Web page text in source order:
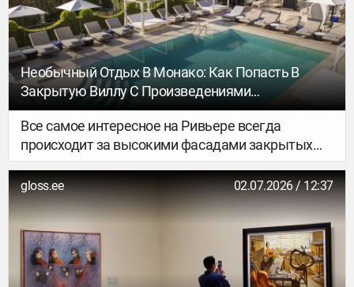
становится значимой точкой на карте для
ценителей самобытной атмосферы и
пасторальных пейзажей в духе Василия
Поленова, кстати, «первооткрывателя» Тарусы
для творческой интеллигенции. Удивительным
образом расцветает местный интерьерный
дизайн: локальные деятели индустрии
сотрудничают с московскими, а крафтовые
мебельные производства – с такими крупными
игроками, как, например, бренд divan.ru.
Необычный Отдых В Монако: Как Попасть В
Закрытую Виллу С Произведениями
Современного Искусства
Все самое интересное на Ривьере всегда
происходит за высокими фасадами закрытых
частных вилл. Там, куда невозможно купить
билет, скрываются настоящие сокровища. Одно
из таких невероятных мест – Драконий холм
(Dragon Hill). Резиденция для художников в
обычные дни закрыта для широкой публики.
gloss.ee 02.07.2026 / 12:37